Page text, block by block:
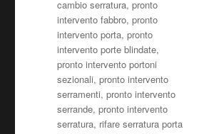
cambio serratura,pronto
intervento fabbro,pronto
intervento porta,pronto
intervento porte blindate,
pronto intervento portoni
sezionali,pronto intervento
serramenti,pronto intervento
serrande,pronto intervento
serratura, rifare serratura porta